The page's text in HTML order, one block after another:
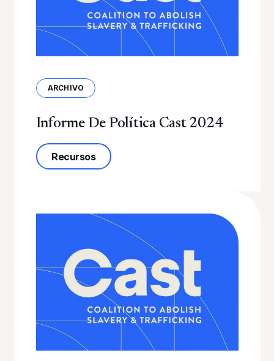
ARCHIVO
Informe De Política Cast 2024
Recursossobre el informe Cast 2024